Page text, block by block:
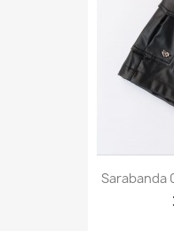
Sarabanda